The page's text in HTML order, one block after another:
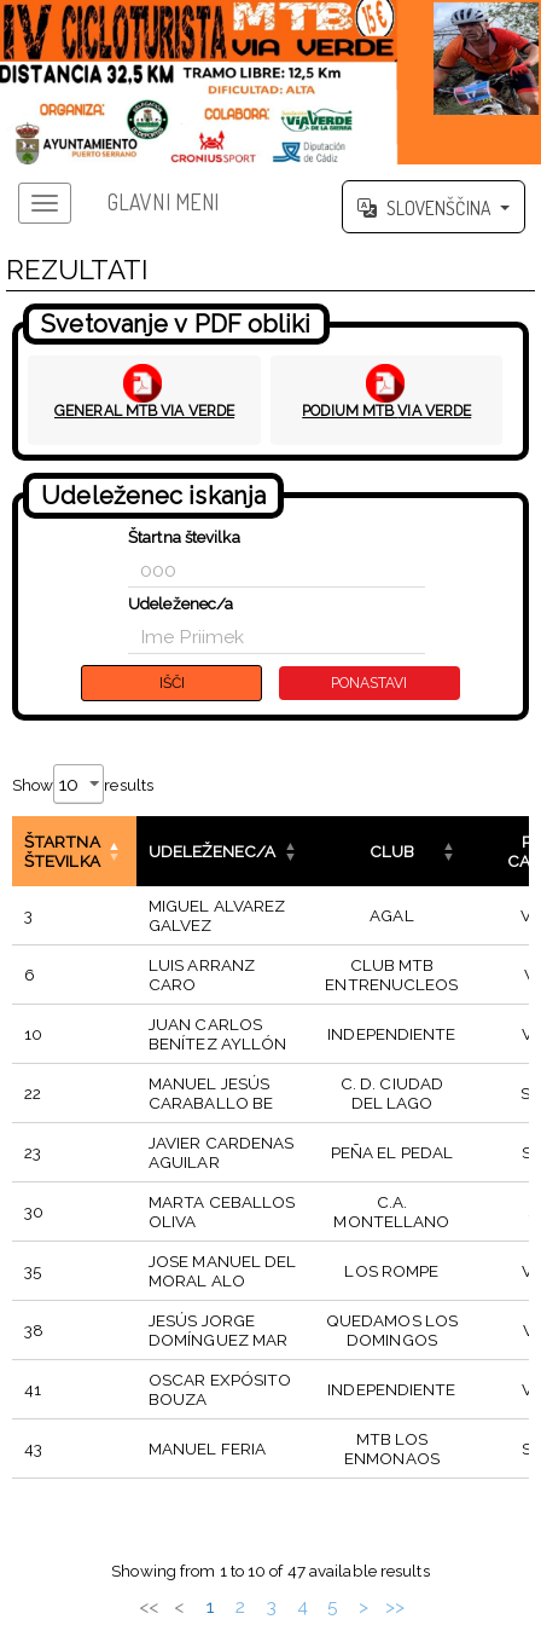
GLAVNI MENI SLOVENŠČINA
REZULTATI
Svetovanje v PDF obliki
GENERAL MTB VIA VERDE PODIUM MTB VIA VERDE
Udeleženec iskanja
Štartna številka
Udeleženec/a
Show results
ŠTARTNA
ŠTEVILKA
UDELEŽENEC/A CLUB
3
MIGUEL ALVAREZ
GALVEZ
AGAL
6
LUIS ARRANZ
CARO
CLUB MTB
ENTRENUCLEOS
10
JUAN CARLOS
BENÍTEZ AYLLÓN
INDEPENDIENTE
22
MANUEL JESÚS
CARABALLO BE
C. D. CIUDAD
DEL LAGO
23
JAVIER CARDENAS
AGUILAR
PEÑA EL PEDAL
30
MARTA CEBALLOS
OLIVA
C.A.
MONTELLANO
35
JOSE MANUEL DEL
MORAL ALO
LOS ROMPE
38
JESÚS JORGE
DOMÍNGUEZ MAR
QUEDAMOS LOS
DOMINGOS
41
OSCAR EXPÓSITO
BOUZA
INDEPENDIENTE
43 MANUEL FERIA
MTB LOS
ENMONAOS
Showing from 1 to 10 of 47 available results
<< < 1 2 3 4 5 > >>